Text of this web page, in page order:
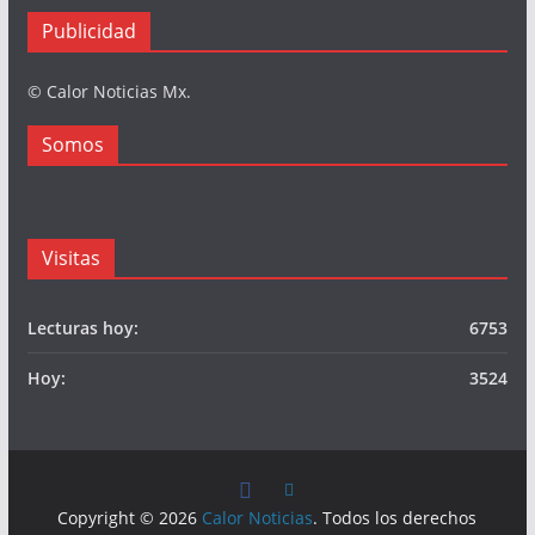
Publicidad
© Calor Noticias Mx.
Somos
Visitas
6753
Lecturas hoy:
3524
Hoy:
Copyright © 2026 Calor Noticias. Todos los derechos